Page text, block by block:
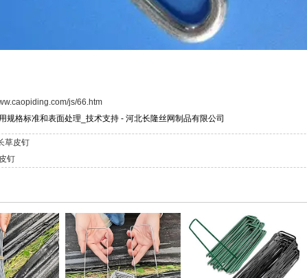
js/66.htm
规格标准和表面处理_技术支持 - 河北长隆丝网制品有限公司
草皮钉
钉